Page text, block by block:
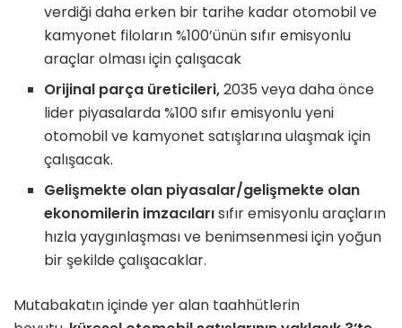
verdiği daha erken bir tarihe kadar otomobil ve
kamyonet filoların %100’ünün sıfır emisyonlu
araçlar olması için çalışacak
Orijinal parça üreticileri,2035 veya daha önce
lider piyasalarda %100 sıfır emisyonlu yeni
otomobil ve kamyonet satışlarına ulaşmak için
çalışacak.
Gelişmekte olan piyasalar/gelişmekte olan
ekonomilerin imzacılarısıfır emisyonlu araçların
hızla yaygınlaşması ve benimsenmesi için yoğun
bir şekilde çalışacaklar.
Mutabakatın içinde yer alan taahhütlerin